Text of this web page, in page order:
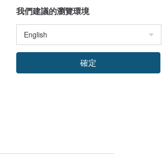
我們建議的瀏覽環境
確定